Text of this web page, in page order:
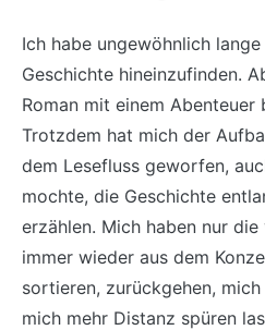
Ich habe ungewöhnlich
Geschichte hineinzufinden.
Roman mit einem Abenteuer
Trotzdem hat mich der
dem Lesefluss geworfen,
mochte, die Geschichte
erzählen. Mich haben nur
immer wieder aus dem
sortieren, zurückgehen,
mich mehr Distanz spüren